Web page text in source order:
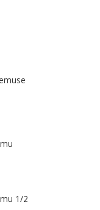
1/2